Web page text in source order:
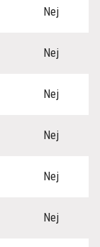
Nej
Nej
Nej
Nej
Nej
Nej